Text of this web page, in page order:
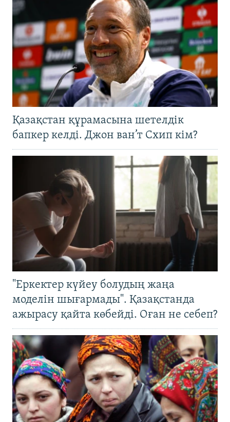
Қазақстан құрамасына шетелдік
бапкер келді. Джон ван’т Схип кім?
"Еркектер күйеу болудың жаңа
моделін шығармады". Қазақстанда
ажырасу қайта көбейді. Оған не себеп?